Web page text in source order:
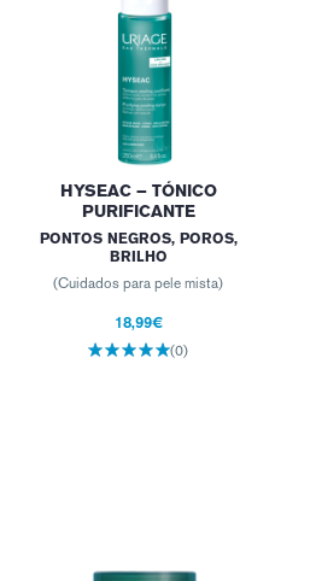
HYSEAC – TÓNICO
PURIFICANTE
PONTOS NEGROS, POROS,
BRILHO
(Cuidados para pele mista)
18,99€
(0)